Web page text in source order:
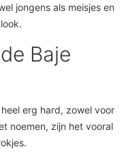
jongens als meisjes en
Baje
heel erg hard, zowel voor
noemen, zijn het vooral